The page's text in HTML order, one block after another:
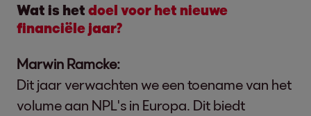
Wat is het doel voor het nieuwe
financiële jaar?
Marwin Ramcke:
Dit jaar verwachten we een toename van het
volume aan NPL's in Europa. Dit biedt